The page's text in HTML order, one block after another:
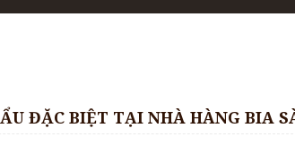
ĐẶC BIỆT TẠI NHÀ HÀNG BIA